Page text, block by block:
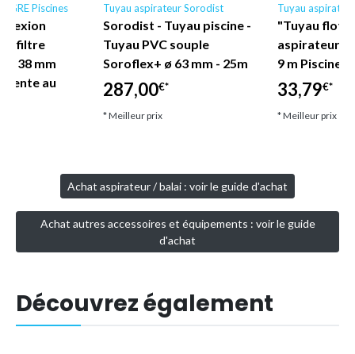
GRE Piscines
filtre
38 mm
vente au
Tuyau aspirateur Sorodist
Sorodist - Tuyau piscine -
Tuyau PVC souple
Soroflex+ ø 63 mm - 25m
287,00€*
* Meilleur prix
Tuyau
"Tuyau
aspirateur
9 m
33,79€*
* Meilleur prix
Achat aspirateur / balai : voir le guide d'achat
Achat autres accessoires et équipements : voir le guide
d'achat
Découvrez également